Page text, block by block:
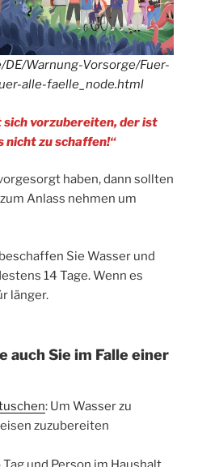
Warnung-Vorsorge/Fuer-
alle-faelle_node.html
vorzubereiten, der ist
nicht zu schaffen!“
haben, dann sollten
Anlass nehmen um
Sie Wasser und
14 Tage. Wenn es
länger.
auch Sie im Falle einer
: Um Wasser zu
zuzubereiten